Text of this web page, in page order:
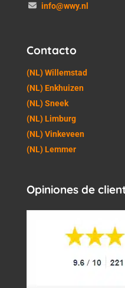
info@wwy.nl
Contacto
(NL) Willemstad
(NL) Enkhuizen
(NL) Sneek
(NL) Limburg
(NL) Vinkeveen
(NL) Lemmer
Opiniones de